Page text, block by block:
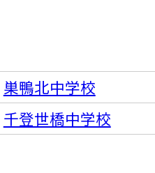
巣鴨北中学校
千登世橋中学校